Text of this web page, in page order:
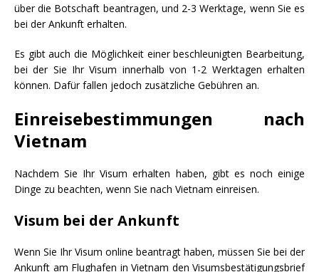
über die Botschaft beantragen, und 2-3 Werktage, wenn Sie es
bei der Ankunft erhalten.
Es gibt auch die Möglichkeit einer beschleunigten Bearbeitung,
bei der Sie Ihr Visum innerhalb von 1-2 Werktagen erhalten
können. Dafür fallen jedoch zusätzliche Gebühren an.
Einreisebestimmungen nach
Vietnam
Nachdem Sie Ihr Visum erhalten haben, gibt es noch einige
Dinge zu beachten, wenn Sie nach Vietnam einreisen.
Visum bei der Ankunft
Wenn Sie Ihr Visum online beantragt haben, müssen Sie bei der
Ankunft am Flughafen in Vietnam den Visumsbestätigungsbrief